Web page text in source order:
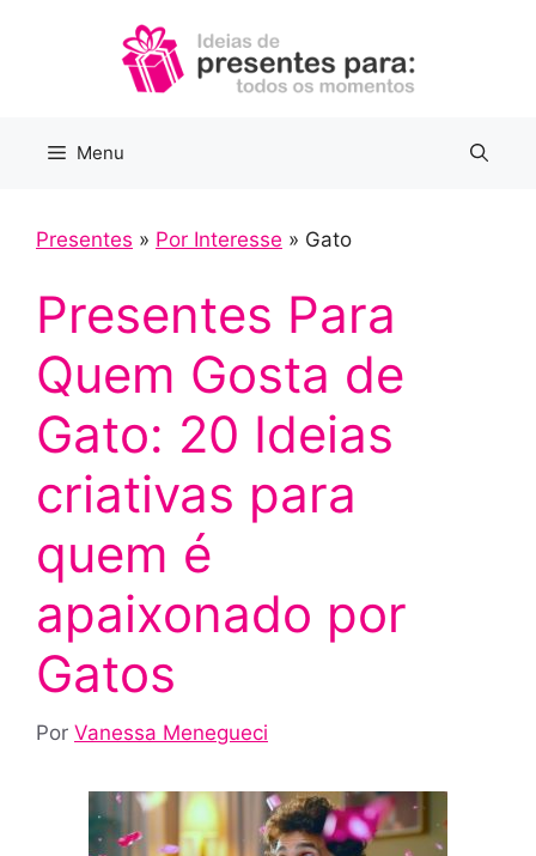
Menu
Presentes » Por Interesse » Gato
Presentes Para
Quem Gosta de
Gato: 20 Ideias
criativas para
quem é
apaixonado por
Gatos
Por Vanessa Menegueci